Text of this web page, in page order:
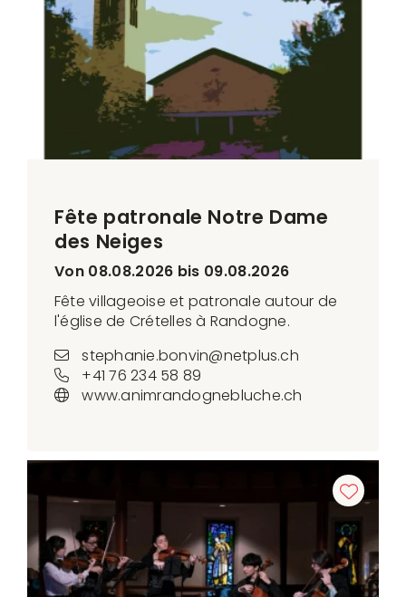
Fête patronale Notre Dame
des Neiges
Von 08.08.2026 bis 09.08.2026
Fête villageoise et patronale autour de
l'église de Crételles à Randogne.
stephanie.bonvin@netplus.ch
+41 76 234 58 89
www.animrandognebluche.ch